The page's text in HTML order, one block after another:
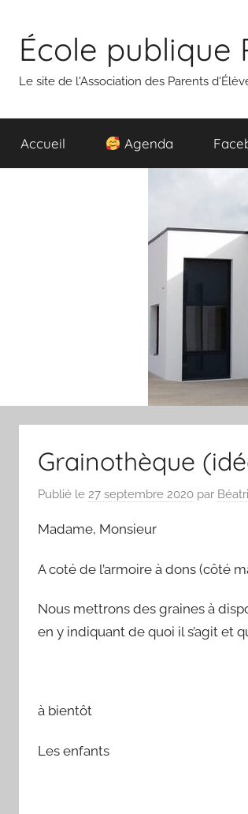
contenu
École publique
Le site de l'Association des Parents
Accueil Agenda
Grainothèque
Publié le 27 septembre 2020 par
Madame, Monsieur
A coté de l’armoire à dons (côté
Nous mettrons des graines à
en y indiquant de quoi il s’agit et
à bientôt
Les enfants